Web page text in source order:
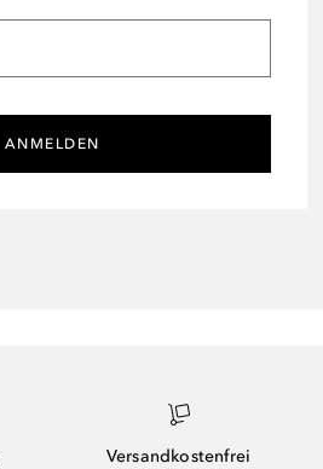
ANMELDEN
Versandkostenfrei